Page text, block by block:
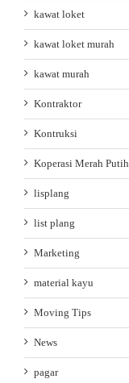
kawat loket
kawat loket murah
kawat murah
Kontraktor
Kontruksi
Koperasi Merah Putih
lisplang
list plang
Marketing
material kayu
Moving Tips
News
pagar